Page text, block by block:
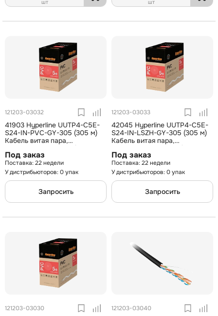
шт шт
121203-03032
41903 Hyperline UUTP4-C5E-
S24-IN-PVC-GY-305 (305 м)
Кабель витая пара,
неэкранированная U/UTP,
категория 5e, 4 пары (24
AWG), одножильный (solid),
PVC
Под заказ
22 недели
У дистрибьюторов: 0 упак
Запросить
121203-03033
42045 Hyperline UUTP4-C5E-
S24-IN-LSZH-GY-305 (305 м)
Кабель витая пара,
неэкранированная U/UTP,
категория 5e, 4 пары (24
AWG), одножильный(solid), LSZ
Под заказ
22 недели
У дистрибьюторов: 0 упак
Запросить
121203-03030 121203-03040